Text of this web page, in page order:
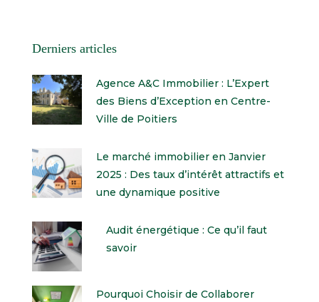
Derniers articles
Agence A&C Immobilier : L’Expert
des Biens d’Exception en Centre-
Ville de Poitiers
Le marché immobilier en Janvier
2025 : Des taux d’intérêt attractifs et
une dynamique positive
Audit énergétique : Ce qu’il faut
savoir
Pourquoi Choisir de Collaborer